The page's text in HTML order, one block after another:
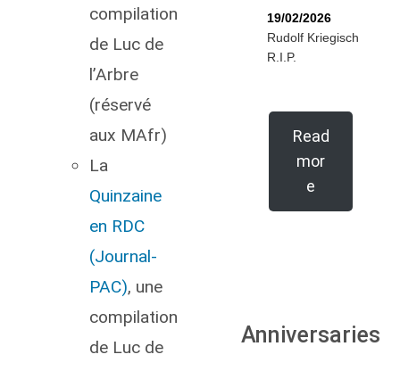
compilation
de Luc de
l’Arbre
(réservé
aux MAfr)
La
Quinzaine
en RDC
(Journal-
PAC), une
compilation
de Luc de
19/02/2026
Rudolf Kriegisch
R.I.P.
Read
mor
e
Anniversaries